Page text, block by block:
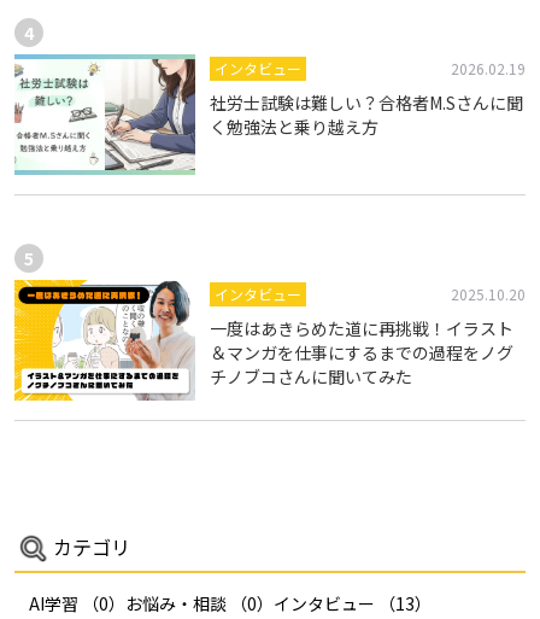
インタビュー 2026.02.19
社労士試験は難しい？合格者M.Sさんに聞
く勉強法と乗り越え方
インタビュー 2025.10.20
一度はあきらめた道に再挑戦！イラスト
＆マンガを仕事にするまでの過程をノグ
チノブコさんに聞いてみた
カテゴリ
AI学習 （0） お悩み・相談 （0） インタビュー
（13）